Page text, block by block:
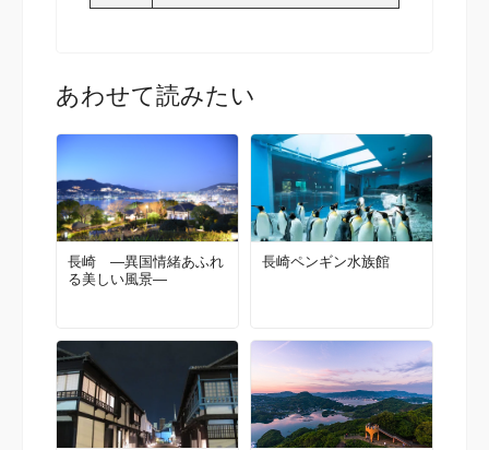
あわせて読みたい
長崎 ―異国情緒あふれ
る美しい風景―
長崎ペンギン水族館